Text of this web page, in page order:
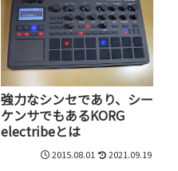
強力なシンセであり、シー
ケンサでもあるKORG
electribeとは
2015.08.01 2021.09.19